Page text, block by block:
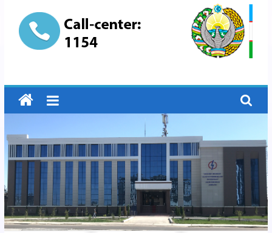
“Buxoro
hududiy
elektr
tarmoqlari
korxonasi”
AJ
“Buxoro
hududiy